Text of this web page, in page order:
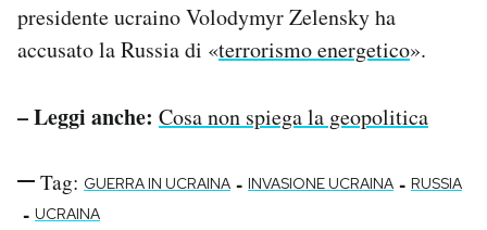
presidente ucraino Volodymyr Zelensky ha
accusato la Russia di «terrorismo energetico».
– Leggi anche: Cosa non spiega la geopolitica
Tag: GUERRA IN UCRAINA - INVASIONE UCRAINA - RUSSIA
- UCRAINA